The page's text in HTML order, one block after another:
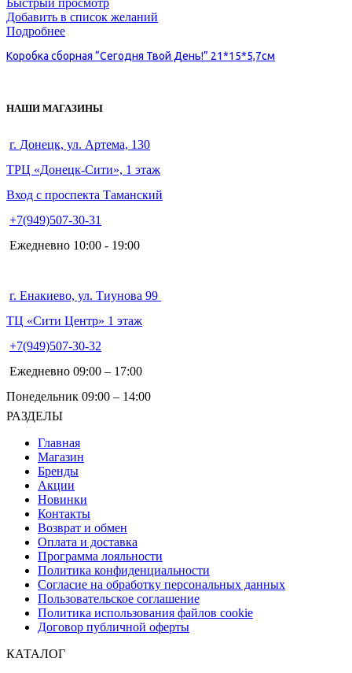
Добавить в список желаний
Подробнее
Коробка сборная “Сегодня Твой День!” 21*15*5,7см
НАШИ МАГАЗИНЫ
г. Донецк, ул. Артема, 130
ТРЦ «Донецк-Сити», 1 этаж
Вход с проспекта Таманский
+7(949)507-30-31
Ежедневно 10:00 - 19:00
г. Енакиево, ул. Тиунова 99
ТЦ «Сити Центр» 1 этаж
+7(949)507-30-32
Ежедневно 09:00 – 17:00
Понедельник 09:00 – 14:00
РАЗДЕЛЫ
Главная
Магазин
Бренды
Акции
Новинки
Контакты
Возврат и обмен
Оплата и доставка
Программа лояльности
Политика конфиденциальности
Согласие на обработку персональных данных
Пользовательское соглашение
Политика использования файлов cookie
Договор публичной оферты
КАТАЛОГ